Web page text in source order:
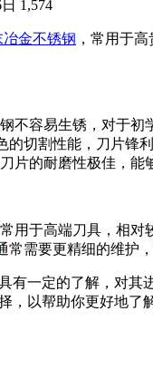
1,574
冶金不锈钢 ，常用于
不容易生锈，对于初
的切割性能，刀片锋
片的耐磨性极佳，能
用于高端刀具，相对
常需要更精细的维护
有一定的了解，对其
，以帮助你更好地了